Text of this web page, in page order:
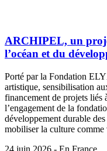
ARCHIPEL, un
l’océan et du
Porté par la Fondation
artistique, sensibilisation
financement de projets liés
l’engagement de la
développement durable
mobiliser la culture comme
24 juin 2026 - En France